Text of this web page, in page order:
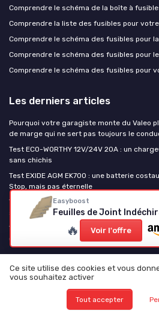
Easyboost
Feuilles de Joint
🔥 Voir l'offre
Comprendre le schéma de la boîte à
Comprendre la liste des fusibles pour
Comprendre le schéma des fusibles pour
Comprendre le schéma des fusibles pour le
Comprendre le schéma des fusibles pour
Les derniers articles
Pourquoi votre garagiste monte du Valeo
de marge qui ne sert pas toujours le
Test ECO-WORTHY 12V/24V 20A : un
sans chichis
Test EXIDE AGM EK700 : une batterie
Stop, mais pas éternelle
Test Yeagulch 12V 300Ah LiFePO4 :
solaire sans se ruiner
Test Optima Yellow Top YT S 4.2 : la petite
usages intensifs
La piece auto
Ce site utilise des cookies et vous
vous souhaitez activer
Tout accepter